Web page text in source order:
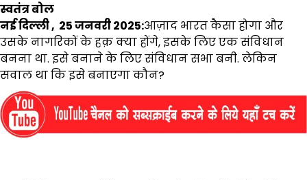
स्वतंत्र बोल
नई दिल्ली , 25 जनवरी 2025:आज़ाद भारत कैसा होगा और
उसके नागरिकों के हक़ क्या होंगे, इसके लिए एक संविधान
बनना था. इसे बनाने के लिए संविधान सभा बनी. लेकिन
सवाल था कि इसे बनाएगा कौन?